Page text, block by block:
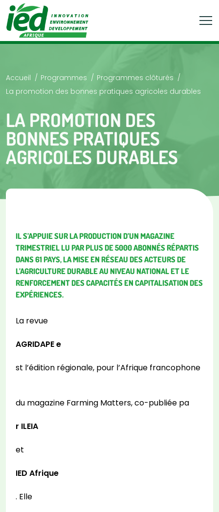
Accueil Programmes
Programmes clôturés
La promotion des bonnes pratiques agricoles durables
LA PROMOTION DES
BONNES PRATIQUES
AGRICOLES DURABLES
IL S’APPUIE SUR LA PRODUCTION D’UN MAGAZINE
TRIMESTRIEL LU PAR PLUS DE 5000 ABONNÉS RÉPARTIS
DANS 61 PAYS, LA MISE EN RÉSEAU DES ACTEURS DE
L’AGRICULTURE DURABLE AU NIVEAU NATIONAL ET LE
RENFORCEMENT DES CAPACITÉS EN CAPITALISATION DES
EXPÉRIENCES.
La revue
AGRIDAPE e
st l’édition régionale, pour l’Afrique francophone
du magazine Farming Matters, co-publiée pa
r ILEIA
et
IED Afrique
. Elle